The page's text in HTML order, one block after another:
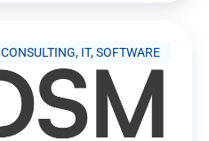
CONSULTING, IT, SOFTWARE